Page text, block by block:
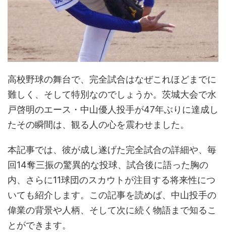
高校野球の舞台で、完全試合はなぜこれほどまでに
難しく、そして特別なのでしょうか。茨城大会で水
戸啓明のエース・中山優人投手が47年ぶりに達成し
たその瞬間は、観る人の心を震わせました。
本記事では、彼が成し遂げた完全試合の詳細や、毎
回14奪三振の驚異的な投球、試合後に語った胸の
内、さらに11球団のスカウトが注目する将来性につ
いても紹介します。この記事を読めば、中山投手の
偉業の背景や人柄、そして次に続く物語まで知るこ
とができます。